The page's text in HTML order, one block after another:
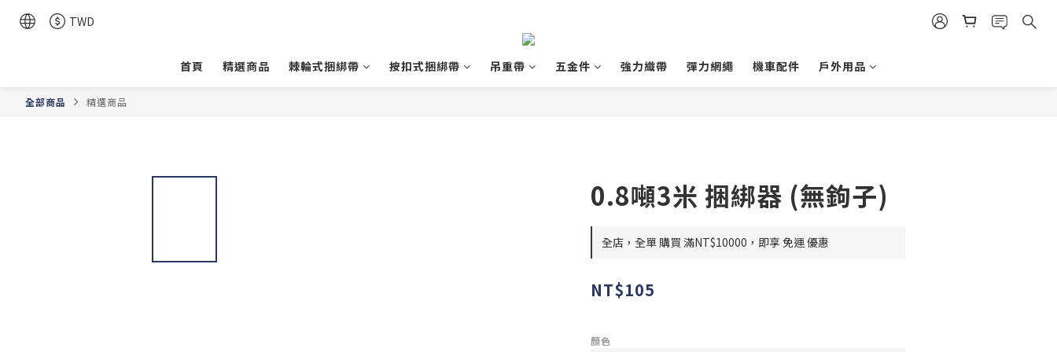
TWD
首頁 精選商品 棘輪式捆綁帶 按扣式捆綁帶 吊重帶 五金件 強力織帶 彈力網繩 機車配件 戶外用品
全部商品 精選商品
0.8噸3米 捆綁器 (無鉤子)
全店，全單 購買 滿NT$10000，即享 免運 優惠
NT$105
顏色